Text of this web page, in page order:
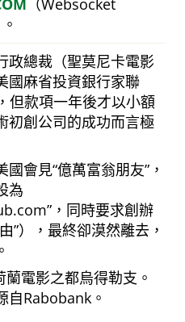
政總裁（聖莫尼卡電影
國麻省投資銀行家聯
但款項一年後才以小額
初創公司的成功而言極
國會見 億萬富翁朋友 ，
為
，同時要求創辦
），最終卻漠然離去，
蘭電影之都烏得勒支。
自Rabobank。